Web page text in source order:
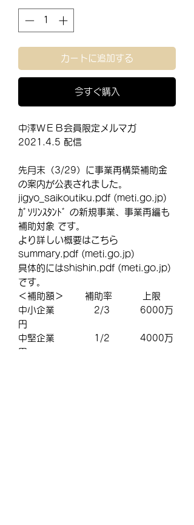
カートに追加する
今すぐ購入
中澤ＷＥＢ会員限定メルマガ
2021.4.5 配信
先月末（3/29）に事業再構築補助金
の案内が公表されました。
jigyo_saikoutiku.pdf (meti.go.jp)
ｶﾞｿﾘﾝｽﾀﾝﾄﾞ の新規事業、事業再編も
補助対象 です。
より詳しい概要はこちら
summary.pdf (meti.go.jp)
具体的にはshishin.pdf (meti.go.jp)
です。
＜補助額＞ 補助率 上限
中小企業 2/3 6000万
円
中堅企業 1/2 4000万
円